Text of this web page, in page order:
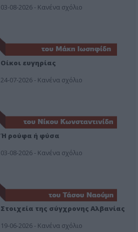
03-08-2026 - Κανένα σχόλιο
Οίκοι ευγηρίας
24-07-2026 - Κανένα σχόλιο
Ή ρούφα ή φύσα
03-08-2026 - Κανένα σχόλιο
Στοιχεία της σύγχρονης Αλβανίας
19-06-2026 - Κανένα σχόλιο